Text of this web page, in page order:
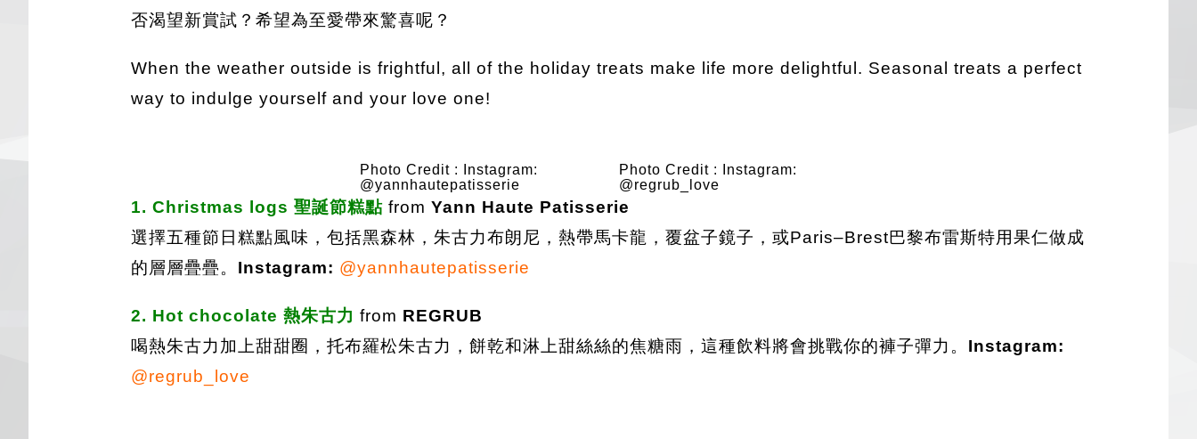
否渴望新賞試？希望為至愛帶來驚喜呢？
When the weather outside is frightful, all of the holiday treats make life more delightful. Seasonal treats a perfect
way to indulge yourself and your love one!
Photo Credit : Instagram:
@yannhautepatisserie
Photo Credit : Instagram:
@regrub_love
1. Christmas logs 聖誕節糕點 from Yann Haute Patisserie
選擇五種節日糕點風味，包括黑森林，朱古力布朗尼，熱帶馬卡龍，覆盆子鏡子，或Paris–Brest巴黎布雷斯特用果仁做成
的層層疊疊。 Instagram: @yannhautepatisserie
2. Hot chocolate 熱朱古力 from REGRUB
喝熱朱古力加上甜甜圈，托布羅松朱古力，餅乾和淋上甜絲絲的焦糖雨，這種飲料將會挑戰你的褲子彈力。 Instagram:
@regrub_love